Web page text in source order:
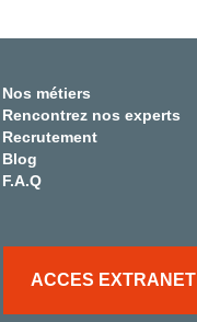
Nos métiers
Rencontrez nos experts
Recrutement
Blog
F.A.Q
ACCES EXTRANET